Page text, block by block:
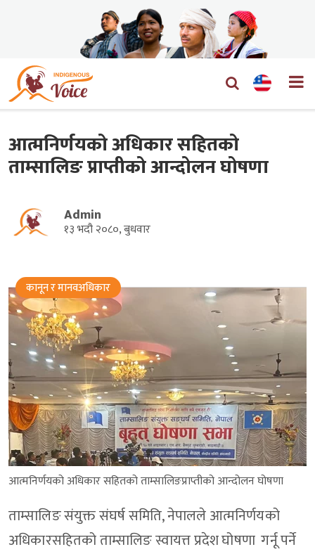
आत्मनिर्णयको अधिकार सहितको
ताम्सालिङ प्राप्तीको आन्दोलन घोषणा
Admin
१३ भदौ २०८०, बुधवार
कानून र मानवअधिकार
आत्मनिर्णयको अधिकार सहितको ताम्सालिङप्राप्तीको आन्दोलन घोषणा
ताम्सालिङ संयुक्त संघर्ष समिति, नेपालले आत्मनिर्णयको
अधिकारसहितको ताम्सालिङ स्वायत्त प्रदेश घोषणा गर्नू पर्ने